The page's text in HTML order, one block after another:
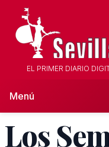
EL PRIMER DIARIO
Menú
Los